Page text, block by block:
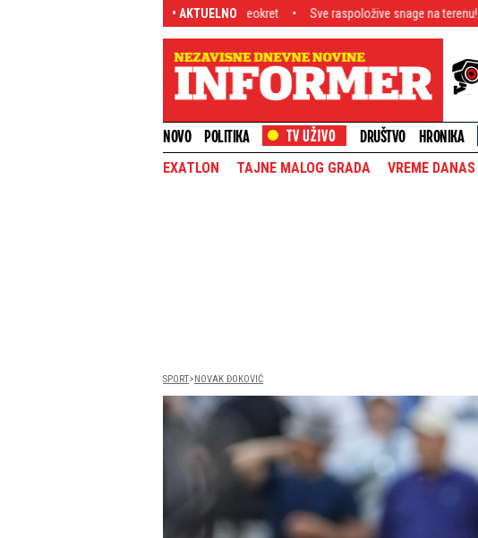
• AKTUELNO
zbog ranca, a onda usledio preokret Sve raspoložive snage na terenu! U toku su
NOVO POLITIKA DRUŠTVO HRONIKA
EXATLON TAJNE MALOG GRADA VREME DANAS
SPORT NOVAK ĐOKOVIĆ